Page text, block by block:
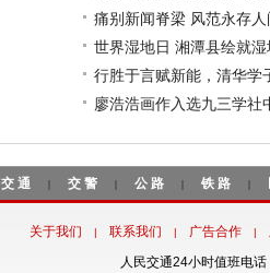
痛别新闻脊梁 风范永存
世界湿地日 湘潭县绘就
行胜于言赋新能，清华
廖浩浩画作入选九三学社
交通 | 交警 | 公路 | 铁路 |
关于我们 | 联系我们 | 广告合作 |
人民交通24小时值班电